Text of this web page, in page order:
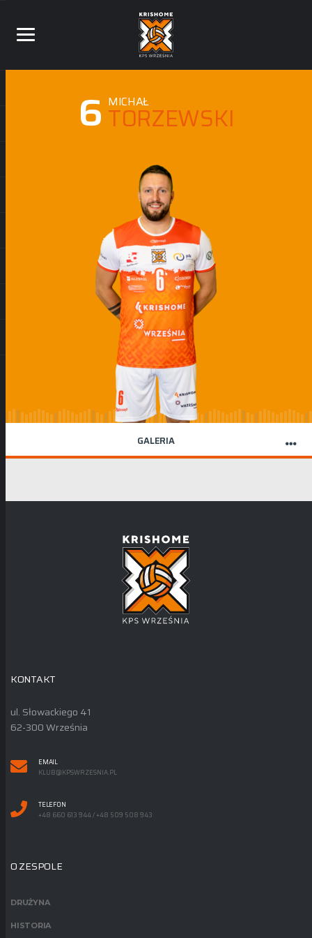
6 MICHAŁ
TORZEWSKI
GALERIA
KONTAKT
ul. Słowackiego 41
62-300 Września
EMAIL
KLUB@KPSWRZESNIA.PL
TELEFON
+48 660 613 944 / +48 509 508 943
O ZESPOLE
DRUŻYNA
HISTORIA